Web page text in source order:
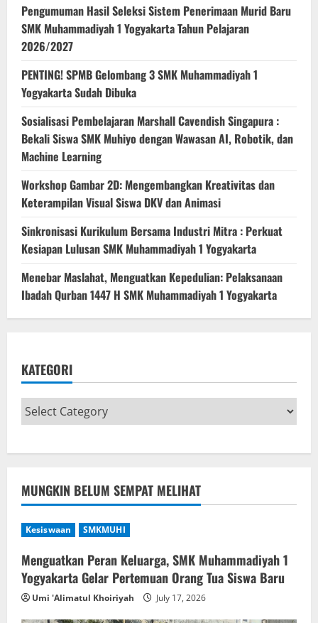
Pengumuman Hasil Seleksi Sistem Penerimaan Murid Baru
SMK Muhammadiyah 1 Yogyakarta Tahun Pelajaran
2026/2027
PENTING! SPMB Gelombang 3 SMK Muhammadiyah 1
Yogyakarta Sudah Dibuka
Sosialisasi Pembelajaran Marshall Cavendish Singapura :
Bekali Siswa SMK Muhiyo dengan Wawasan AI, Robotik, dan
Machine Learning
Workshop Gambar 2D: Mengembangkan Kreativitas dan
Keterampilan Visual Siswa DKV dan Animasi
Sinkronisasi Kurikulum Bersama Industri Mitra : Perkuat
Kesiapan Lulusan SMK Muhammadiyah 1 Yogyakarta
Menebar Maslahat, Menguatkan Kepedulian: Pelaksanaan
Ibadah Qurban 1447 H SMK Muhammadiyah 1 Yogyakarta
KATEGORI
MUNGKIN BELUM SEMPAT MELIHAT
Kesiswaan SMKMUHI
Menguatkan Peran Keluarga, SMK Muhammadiyah 1
Yogyakarta Gelar Pertemuan Orang Tua Siswa Baru
Umi 'Alimatul Khoiriyah July 17, 2026